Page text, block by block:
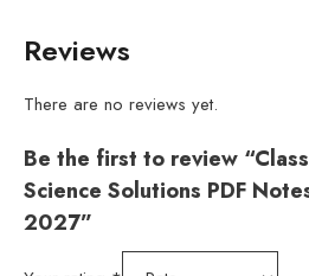
Reviews
There are no reviews yet.
Be the first to review
Science Solutions PDF
2027”